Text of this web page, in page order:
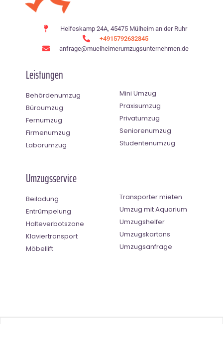
Heifeskamp 24A, 45475 Mülheim an der Ruhr
+4915792632845
anfrage@muelheimerumzugsunternehmen.de
Leistungen
Behördenumzug
Büroumzug
Fernumzug
Firmenumzug
Laborumzug
Mini Umzug
Praxisumzug
Privatumzug
Seniorenumzug
Studentenumzug
Umzugsservice
Beiladung
Entrümpelung
Halteverbotszone
Klaviertransport
Möbellift
Transporter mieten
Umzug mit Aquarium
Umzugshelfer
Umzugskartons
Umzugsanfrage